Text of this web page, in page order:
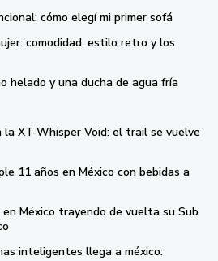
cómo elegí mi primer sofá
comodidad, estilo retro y los
helado y una ducha de agua fría
la XT-Whisper Void: el trail se vuelve
11 años en México con bebidas a
México trayendo de vuelta su Sub
inteligentes llega a méxico: